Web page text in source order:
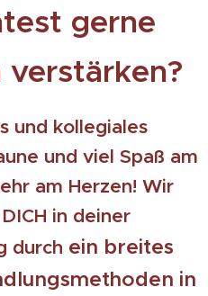
gerne
verstärken?
und kollegiales
und viel Spaß am
am Herzen! Wir
in deiner
durch ein breites
in